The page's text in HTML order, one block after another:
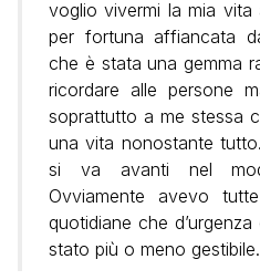
voglio vivermi la mia
per fortuna affiancata
che è stata una gemma
ricordare alle persone
soprattutto a me stessa
una vita nonostante
si va avanti nel
Ovviamente avevo
quotidiane che
stato più o meno gestibile.